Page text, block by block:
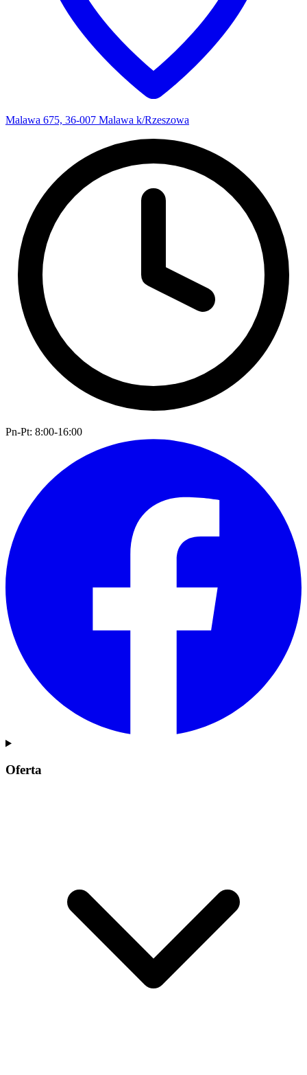
Malawa 675, 36-007 Malawa k/Rzeszowa
Pn-Pt: 8:00-16:00
Oferta